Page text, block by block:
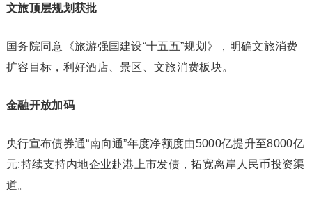
文旅顶层规划获批
国务院同意《旅游强国建设“十五五”规划》，明确文旅消费
扩容目标，利好酒店、景区、文旅消费板块。
金融开放加码
央行宣布债券通“南向通”年度净额度由5000亿提升至8000亿
元;持续支持内地企业赴港上市发债，拓宽离岸人民币投资渠
道。